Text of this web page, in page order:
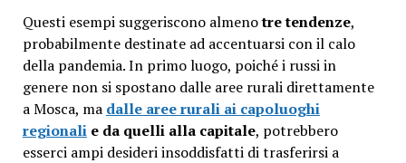
Questi esempi suggeriscono almenotre tendenze,
probabilmente destinate ad accentuarsi con il calo
della pandemia. In primo luogo, poiché i russi in
genere non si spostano dalle aree rurali direttamente
a Mosca, ma dalle aree rurali ai capoluoghi
regionalie da quelli alla capitale, potrebbero
esserci ampi desideri insoddisfatti di trasferirsi a